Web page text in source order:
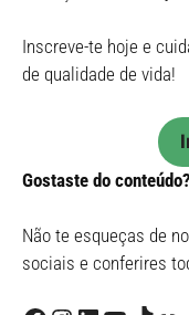
Inscreve-te hoje e
de qualidade de vida!
Gostaste do conteúdo?
Não te esqueças de
sociais e conferires